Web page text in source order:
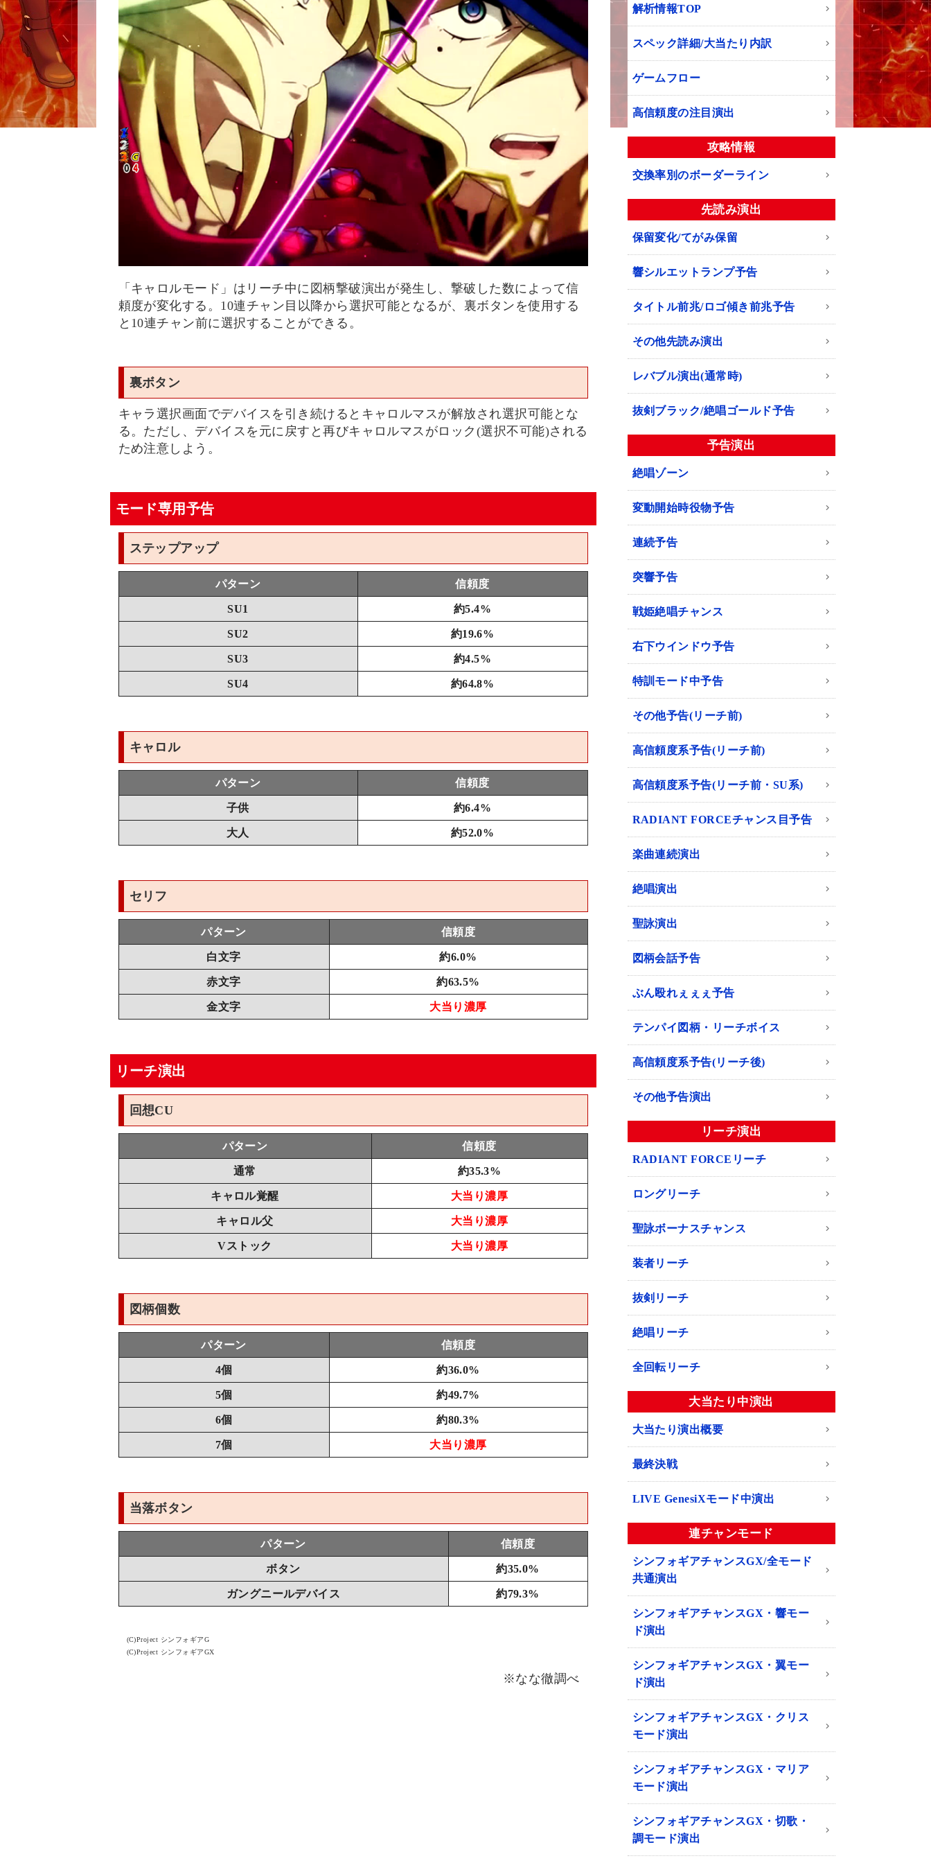
「キャロルモード」はリーチ中に図柄撃破演出が発生し、撃破した数によって信
頼度が変化する。10連チャン目以降から選択可能となるが、裏ボタンを使用する
と10連チャン前に選択することができる。
裏ボタン
キャラ選択画面でデバイスを引き続けるとキャロルマスが解放され選択可能とな
る。ただし、デバイスを元に戻すと再びキャロルマスがロック(選択不可能)される
ため注意しよう。
モード専用予告
ステップアップ
パターン 信頼度
SU1 約5.4%
SU2 約19.6%
SU3 約4.5%
SU4 約64.8%
キャロル
パターン 信頼度
子供 約6.4%
大人 約52.0%
セリフ
パターン 信頼度
白文字 約6.0%
赤文字 約63.5%
金文字 大当り濃厚
リーチ演出
回想CU
パターン 信頼度
通常 約35.3%
キャロル覚醒 大当り濃厚
キャロル父 大当り濃厚
Vストック 大当り濃厚
図柄個数
パターン 信頼度
4個 約36.0%
5個 約49.7%
6個 約80.3%
7個 大当り濃厚
当落ボタン
パターン 信頼度
ボタン 約35.0%
ガングニールデバイス 約79.3%
(C)Project シンフォギアG
(C)Project シンフォギアGX
※なな徹調べ
解析情報TOP
スペック詳細/大当たり内訳
ゲームフロー
高信頼度の注目演出
攻略情報
交換率別のボーダーライン
先読み演出
保留変化/てがみ保留
響シルエットランプ予告
タイトル前兆/ロゴ傾き前兆予告
その他先読み演出
レバブル演出(通常時)
抜剣ブラック/絶唱ゴールド予告
予告演出
絶唱ゾーン
変動開始時役物予告
連続予告
突響予告
戦姫絶唱チャンス
右下ウインドウ予告
特訓モード中予告
その他予告(リーチ前)
高信頼度系予告(リーチ前)
高信頼度系予告(リーチ前・SU系)
RADIANT FORCEチャンス目予告
楽曲連続演出
絶唱演出
聖詠演出
図柄会話予告
ぶん殴れぇぇぇ予告
テンパイ図柄・リーチボイス
高信頼度系予告(リーチ後)
その他予告演出
リーチ演出
RADIANT FORCEリーチ
ロングリーチ
聖詠ボーナスチャンス
装者リーチ
抜剣リーチ
絶唱リーチ
全回転リーチ
大当たり中演出
大当たり演出概要
最終決戦
LIVE GenesiXモード中演出
連チャンモード
シンフォギアチャンスGX/全モード
共通演出
シンフォギアチャンスGX・響モー
ド演出
シンフォギアチャンスGX・翼モー
ド演出
シンフォギアチャンスGX・クリス
モード演出
シンフォギアチャンスGX・マリア
モード演出
シンフォギアチャンスGX・切歌・
調モード演出